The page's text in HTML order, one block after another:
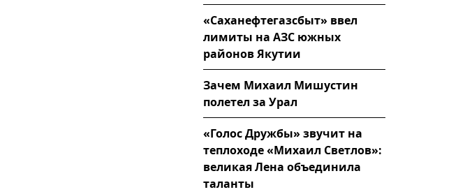
«Саханефтегазсбыт» ввел
лимиты на АЗС южных
районов Якутии
Зачем Михаил Мишустин
полетел за Урал
«Голос Дружбы» звучит на
теплоходе «Михаил Светлов»:
великая Лена объединила
таланты